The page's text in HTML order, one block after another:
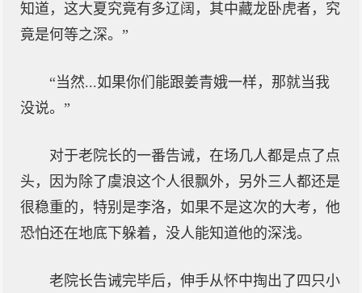
知道，这大夏究竟有多辽阔，其中藏龙卧虎者，究
竟是何等之深。”
“当然...如果你们能跟姜青娥一样，那就当我
没说。”
对于老院长的一番告诫，在场几人都是点了点
头，因为除了虞浪这个人很飘外，另外三人都还是
很稳重的，特别是李洛，如果不是这次的大考，他
恐怕还在地底下躲着，没人能知道他的深浅。
老院长告诫完毕后，伸手从怀中掏出了四只小